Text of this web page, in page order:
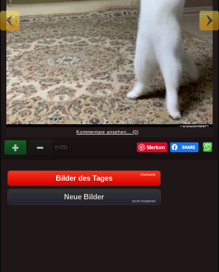
Kommentare ansehen... (0)
(+25) Merken
Bilder des Tages Startseite
Neue Bilder
nicht moderiert